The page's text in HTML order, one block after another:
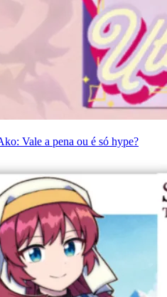
Vale a pena ou é só hype?